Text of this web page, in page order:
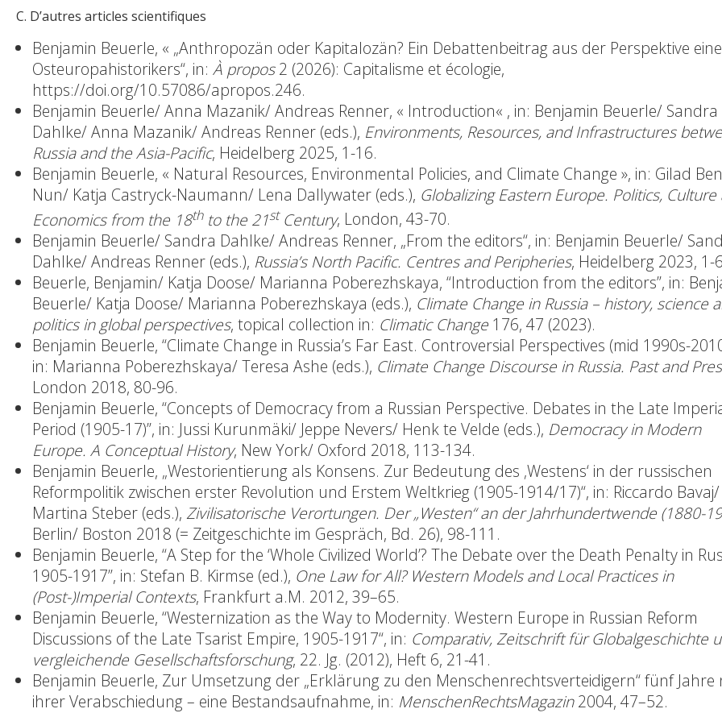
C. D’autres articles scientifiques
Benjamin Beuerle, « „Anthropozän oder Kapitalozän? Ein Debattenbeitrag aus der Perspektive
Osteuropahistorikers“, in: À propos2 (2026): Capitalisme et écologie,
https://doi.org/10.57086/apropos.246.
Benjamin Beuerle/ Anna Mazanik/ Andreas Renner, « Introduction« , in: Benjamin Beuerle/ Sandra
Dahlke/ Anna Mazanik/ Andreas Renner (eds.), Environments, Resources, and Infrastructures
Russia and the Asia-Pacific, Heidelberg 2025, 1-16.
Benjamin Beuerle, « Natural Resources, Environmental Policies, and Climate Change », in: Gilad
Nun/ Katja Castryck-Naumann/ Lena Dallywater (eds.), Globalizing Eastern Europe. Politics, Culture
Economics from the 18thto the 21stCentury, London, 43-70.
Benjamin Beuerle/ Sandra Dahlke/ Andreas Renner, „From the editors“, in: Benjamin Beuerle/
Dahlke/ Andreas Renner (eds.), Russia’s North Pacific. Centres and Peripheries, Heidelberg 2023, 1-
Beuerle, Benjamin/ Katja Doose/ Marianna Poberezhskaya, “Introduction from the editors”, in:
Beuerle/ Katja Doose/ Marianna Poberezhskaya (eds.), Climate Change in Russia – history, science
politics in global perspectives, topical collection in: Climatic Change 176, 47 (2023).
Benjamin Beuerle, “Climate Change in Russia’s Far East. Controversial Perspectives (mid 1990s-
in: Marianna Poberezhskaya/ Teresa Ashe (eds.), Climate Change Discourse in Russia. Past and
London 2018, 80-96.
Benjamin Beuerle, “Concepts of Democracy from a Russian Perspective. Debates in the Late
Period (1905-17)”, in: Jussi Kurunmäki/ Jeppe Nevers/ Henk te Velde (eds.), Democracy in Modern
Europe. A Conceptual History, New York/ Oxford 2018, 113-134.
Benjamin Beuerle, „Westorientierung als Konsens. Zur Bedeutung des ‚Westens‘ in der russischen
Reformpolitik zwischen erster Revolution und Erstem Weltkrieg (1905-1914/17)“, in: Riccardo Bavaj/
Martina Steber (eds.), Zivilisatorische Verortungen. Der „Westen“ an der Jahrhundertwende (1880-
Berlin/ Boston 2018 (= Zeitgeschichte im Gespräch, Bd. 26), 98-111.
Benjamin Beuerle, “A Step for the ‘Whole Civilized World’? The Debate over the Death Penalty in
1905-1917”, in: Stefan B. Kirmse (ed.), One Law for All? Western Models and Local Practices in
(Post-)Imperial Contexts, Frankfurt a.M. 2012, 39–65.
Benjamin Beuerle, “Westernization as the Way to Modernity. Western Europe in Russian Reform
Discussions of the Late Tsarist Empire, 1905-1917“, in: Comparativ, Zeitschrift für Globalgeschichte
vergleichende Gesellschaftsforschung, 22. Jg. (2012), Heft 6, 21-41.
Benjamin Beuerle, Zur Umsetzung der „Erklärung zu den Menschenrechtsverteidigern“ fünf Jahre
ihrer Verabschiedung – eine Bestandsaufnahme, in: MenschenRechtsMagazin2004, 47–52.